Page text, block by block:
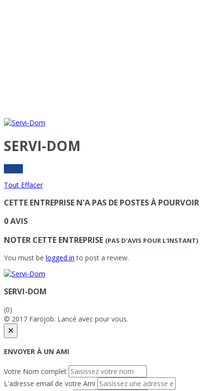
SERVI-DOM
Suivre
Tout Effacer
CETTE ENTREPRISE N'A PAS DE POSTES À POURVOIR
0 AVIS
NOTER CETTE ENTREPRISE (PAS D'AVIS POUR L'INSTANT)
You must be logged in to post a review.
SERVI-DOM
(0)
© 2017 Farojob. Lancé avec pour vous.
×
ENVOYER À UN AMI
Votre Nom complet
L'adresse email de votre Ami